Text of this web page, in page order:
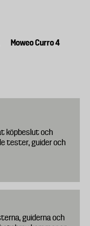
Moweo Curro 4
köpbeslut och
tester, guider och
guiderna och